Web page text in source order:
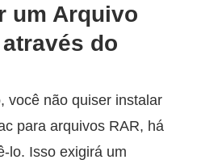
um Arquivo
do
você não quiser instalar
para arquivos RAR, há
lo. Isso exigirá um